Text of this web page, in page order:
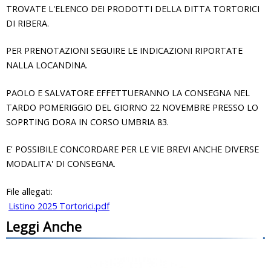
TROVATE L'ELENCO DEI PRODOTTI DELLA DITTA TORTORICI
DI RIBERA.
PER PRENOTAZIONI SEGUIRE LE INDICAZIONI RIPORTATE
NALLA LOCANDINA.
PAOLO E SALVATORE EFFETTUERANNO LA CONSEGNA NEL
TARDO POMERIGGIO DEL GIORNO 22 NOVEMBRE PRESSO LO
SOPRTING DORA IN CORSO UMBRIA 83.
E' POSSIBILE CONCORDARE PER LE VIE BREVI ANCHE DIVERSE
MODALITA' DI CONSEGNA.
File allegati:
Listino 2025 Tortorici.pdf
Leggi Anche